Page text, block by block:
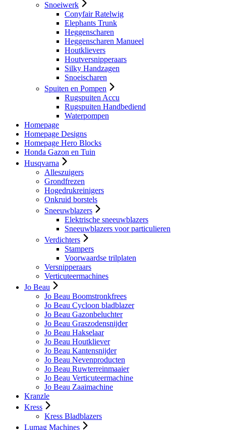
Snoeiwerk
Conyfair Ratelwig
Elephants Trunk
Heggenscharen
Heggenscharen Manueel
Houtklievers
Houtversnipperaars
Silky Handzagen
Snoeischaren
Spuiten en Pompen
Rugspuiten Accu
Rugspuiten Handbediend
Waterpompen
Homepage
Homepage Designs
Homepage Hero Blocks
Honda Gazon en Tuin
Husqvarna
Alleszuigers
Grondfrezen
Hogedrukreinigers
Onkruid borstels
Sneeuwblazers
Elektrische sneeuwblazers
Sneeuwblazers voor particulieren
Verdichters
Stampers
Voorwaardse trilplaten
Versnipperaars
Verticuteermachines
Jo Beau
Jo Beau Boomstronkfrees
Jo Beau Cycloon bladblazer
Jo Beau Gazonbeluchter
Jo Beau Graszodensnijder
Jo Beau Hakselaar
Jo Beau Houtkliever
Jo Beau Kantensnijder
Jo Beau Nevenproducten
Jo Beau Ruwterreinmaaier
Jo Beau Verticuteermachine
Jo Beau Zaaimachine
Kranzle
Kress
Kress Bladblazers
Lumag Machines